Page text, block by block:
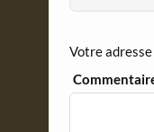
Votre